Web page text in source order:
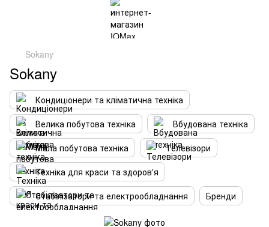
Sokany
Sokany
Кондиціонери та кліматична техніка
Велика побутова техніка
Вбудована техніка
Мала побутова техніка
Телевізори
Техніка для краси та здоров'я
Стабілізатори та електрообладнання
Бренди